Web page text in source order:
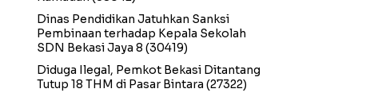
Dinas Pendidikan Jatuhkan Sanksi
Pembinaan terhadap Kepala Sekolah
SDN Bekasi Jaya 8 (30419)
Diduga Ilegal, Pemkot Bekasi Ditantang
Tutup 18 THM di Pasar Bintara (27322)